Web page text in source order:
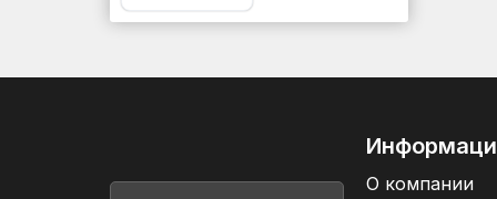
О компании